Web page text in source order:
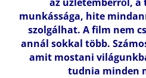
munkássága, hite
szolgálhat. A film nem
annál sokkal több.
amit mostani
tudnia minden